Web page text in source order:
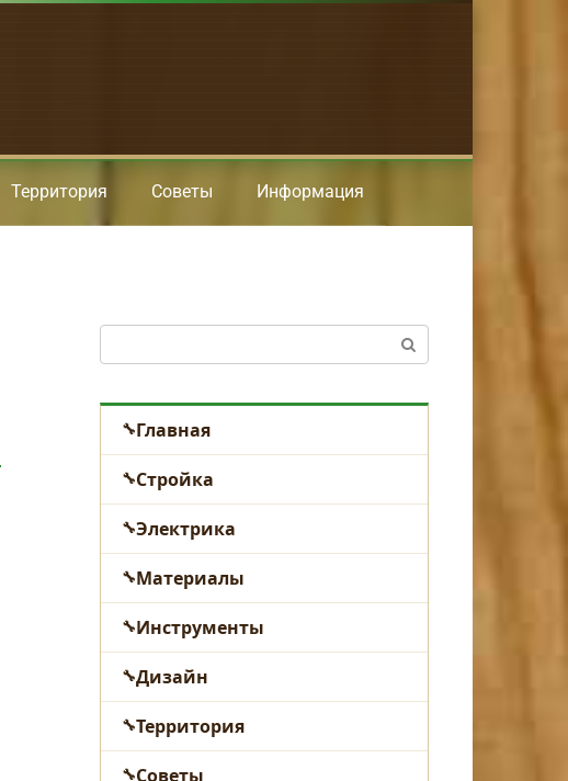
Территория Советы Информация
Главная
Стройка
Электрика
Материалы
Инструменты
Дизайн
Территория
Советы